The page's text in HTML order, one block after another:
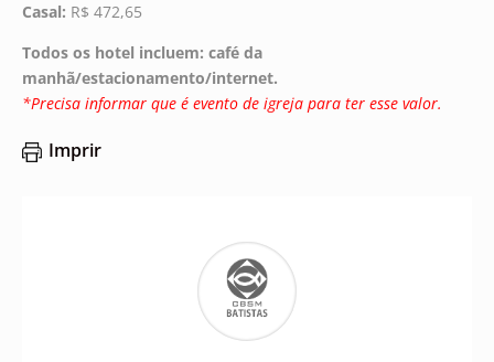
Casal: R$ 472,65
Todos os hotel incluem: café da
manhã/estacionamento/internet.
*Precisa informar que é evento de igreja para ter esse valor.
Imprir